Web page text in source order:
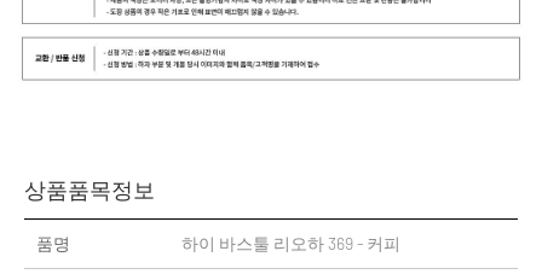
상품품목정보
품명 하이 바스툴 리오하 369 - 커피